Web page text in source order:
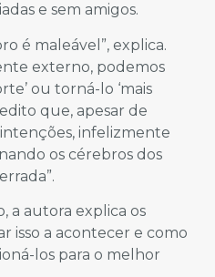
e sem amigos.
é maleável”, explica.
externo, podemos
ou torná-lo ‘mais
que, apesar de
infelizmente
os cérebros dos
a autora explica os
isso a acontecer e como
los para o melhor